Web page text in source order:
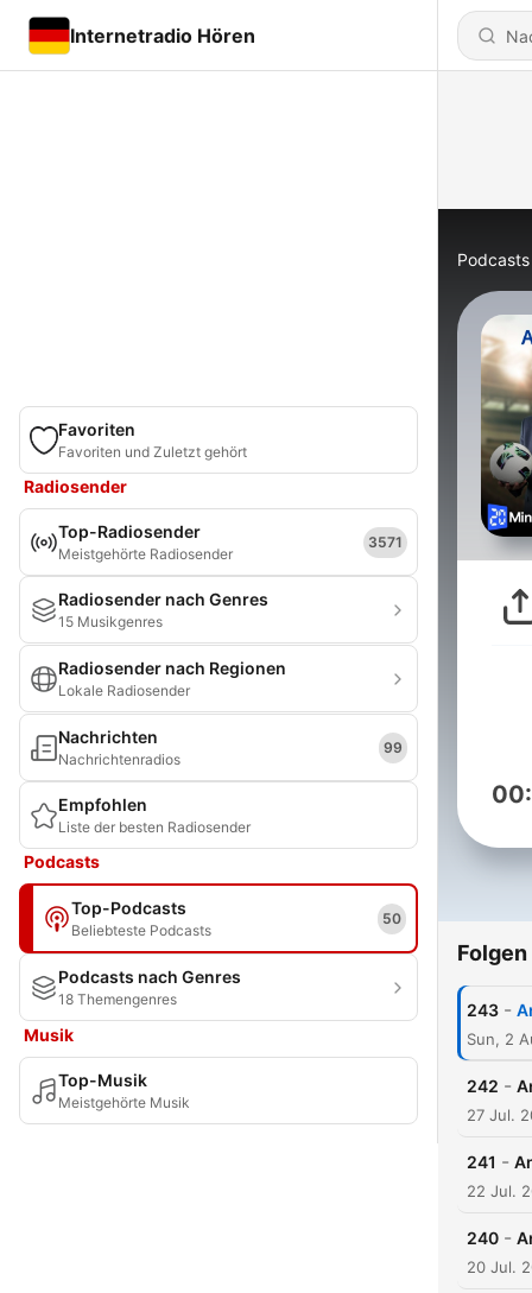
Internetradio Hören
Favoriten
Favoriten und Zuletzt gehört
Radiosender
Top-Radiosender
Meistgehörte Radiosender
3571
Radiosender nach Genres
15 Musikgenres
Radiosender nach Regionen
Lokale Radiosender
Nachrichten
Nachrichtenradios
99
Empfohlen
Liste der besten Radiosender
Podcasts
Top-Podcasts
Beliebteste Podcasts
50
Podcasts nach Genres
18 Themengenres
Musik
Top-Musik
Meistgehörte Musik
Podcasts
Folgen
243 -
Sun, 2
242 -
27 Jul.
241 -
22 Jul.
240 -
20 Jul.